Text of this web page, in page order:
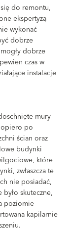
do remontu,
ekspertyzą
wykonać
dobrze
dobrze
czas w
instalacje
mury
po
ścian oraz
budynki
które
zwłaszcza te
nie posiadać,
skuteczne,
poziomie
kapilarnie